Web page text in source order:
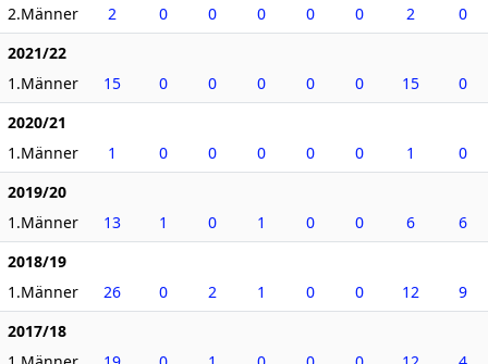
2.Männer
2 0 0 0 0 0 2
0
2021/22
1.Männer
15 0 0 0 0 0 15
0
2020/21
1.Männer
1 0 0 0 0 0 1
0
2019/20
1.Männer
13 1 0 1 0 0 6
6
2018/19
1.Männer
26 0 2 1 0 0 12
9
2017/18